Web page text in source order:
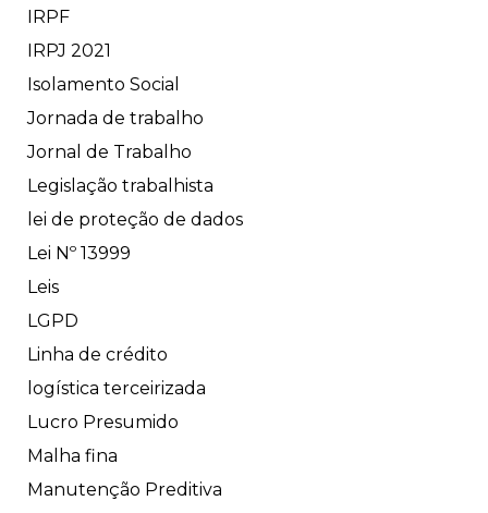
IRPF
IRPJ 2021
Isolamento Social
Jornada de trabalho
Jornal de Trabalho
Legislação trabalhista
lei de proteção de dados
Lei Nº 13999
Leis
LGPD
Linha de crédito
logística terceirizada
Lucro Presumido
Malha fina
Manutenção Preditiva